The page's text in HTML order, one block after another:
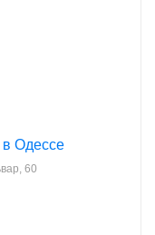
в Одессе
60